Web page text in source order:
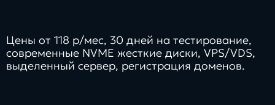
Цены от 118 р/мес, 30 дней на тестирование,
современные NVME жесткие диски, VPS/VDS,
выделенный сервер, регистрация доменов.